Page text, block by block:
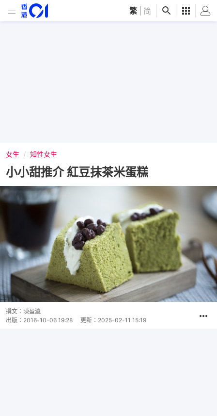
繁 简
女生 知性女生
小小甜推介 紅豆抹茶米蛋糕
撰文： 陳盈瀛
出版： 2016-10-06 19:28 更新： 2025-02-11 15:19